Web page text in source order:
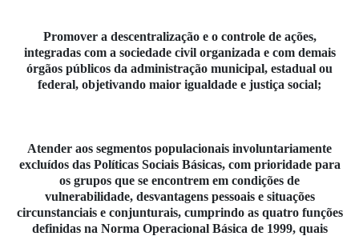
Promover a descentralização e o controle de ações,
integradas com a sociedade civil organizada e com demais
órgãos públicos da administração municipal, estadual ou
federal, objetivando maior igualdade e justiça social;
Atender aos segmentos populacionais involuntariamente
excluídos das Políticas Sociais Básicas, com prioridade para
os grupos que se encontrem em condições de
vulnerabilidade, desvantagens pessoais e situações
circunstanciais e conjunturais, cumprindo as quatro funções
definidas na Norma Operacional Básica de 1999, quais